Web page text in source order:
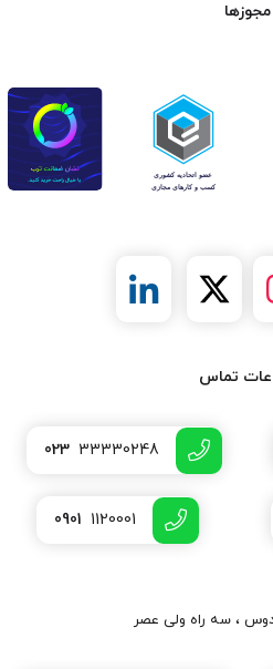
مجوزها
تماس
023 33330248
0901 1120001
، سه راه ولی عصر